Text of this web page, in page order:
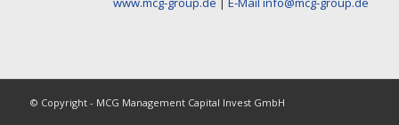
© Copyright - MCG Management Capital Invest GmbH